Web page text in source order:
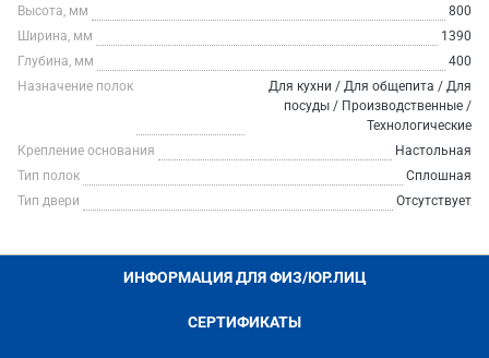
Высота, мм
800
Ширина, мм
1390
Глубина, мм
400
Назначение полок
Для кухни / Для общепита / Для
посуды / Производственные /
Технологические
Крепление основания
Настольная
Тип полок
Сплошная
Тип двери
Отсутствует
ИНФОРМАЦИЯ ДЛЯ ФИЗ/ЮР.ЛИЦ
СЕРТИФИКАТЫ